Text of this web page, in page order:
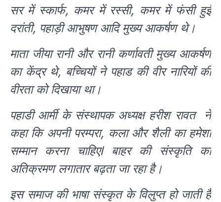
सर में स्कार्फ, कमर में रस्सी, कमर में फंसी हुई
दरांती, पहाड़ी आभुषण आदि मुख्य आकर्षण थे।
माता जीया रानी और रानी कर्णावती मुख्य आकर्षण
का केंद्र थे, बच्चियों ने पहाड की वीर नारियों की
वीरता को दिखाया था।
पहाडी आर्मी के संस्थापक अध्यक्ष हरीश रावत ने
कहा कि अपनी परम्परा, कला और शैली का हमेशा
सम्मान करना चाहिएl बाहर की संस्कृति का
अतिक्रमण लगातार बढ़ता जा रहा है।
इस समाज की भाषा संस्कृत के विलुप्त हो जाती है